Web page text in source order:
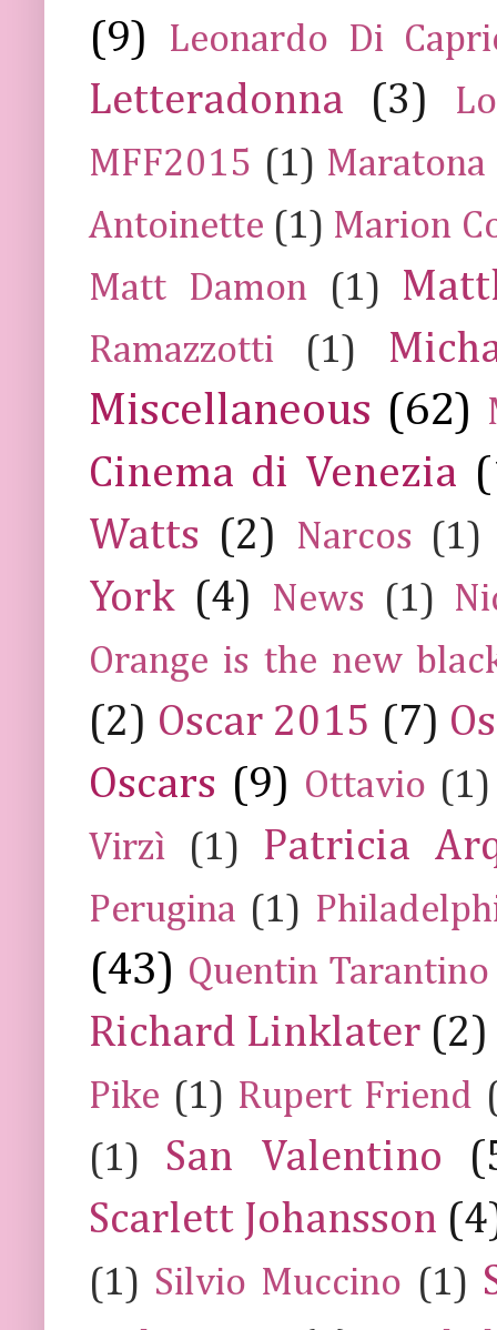
(9) Leonardo Di
Letteradonna (3)
MFF2015 (1) Maratona
Antoinette (1) Marion
Matt Damon
(1)
Ramazzotti (1)
Miscellaneous (62)
Cinema di Venezia
Watts (2) Narcos (1)
York (4) News (1)
Orange is the new
(2) Oscar 2015 (7)
Oscars (9) Ottavio (1)
Virzì
(1) Patricia
Perugina (1)
(43) Quentin Tarantino
Richard Linklater (2)
Pike (1) Rupert Friend
(1)
San Valentino
Scarlett Johansson
(1) Silvio Muccino (1)